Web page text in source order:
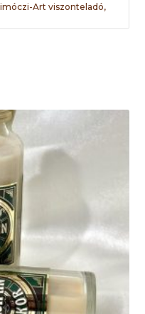
Art viszonteladó,